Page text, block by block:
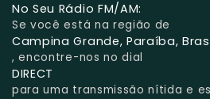
No Seu Rádio FM/AM:
Se você está na região de
Campina Grande, Paraíba,
, encontre-nos no dial
DIRECT
para uma transmissão nítida e